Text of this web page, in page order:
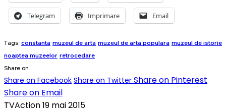
Telegram Imprimare Email
Tags: constanta muzeul de arta muzeul de arta populara muzeul de istorie
noaptea muzeelor retrocedare
Share on
Share on Facebook Share on Twitter Share on Pinterest
Share on Email
TVAction19 mai 2015